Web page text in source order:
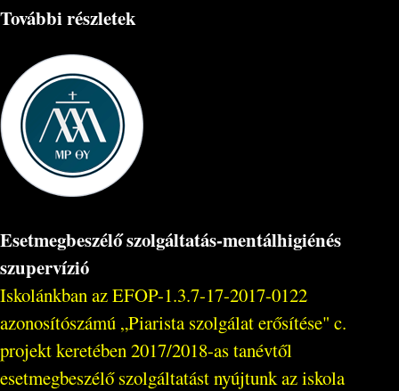
További részletek
Esetmegbeszélő szolgáltatás-mentálhigiénés
szupervízió
Iskolánkban az EFOP-1.3.7-17-2017-0122
azonosítószámú „Piarista szolgálat erősítése" c.
projekt keretében 2017/2018-as tanévtől
esetmegbeszélő szolgáltatást nyújtunk az iskola